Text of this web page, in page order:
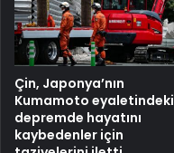
Çin, Japonya’nın
Kumamoto eyaletindeki
depremde hayatını
kaybedenler için